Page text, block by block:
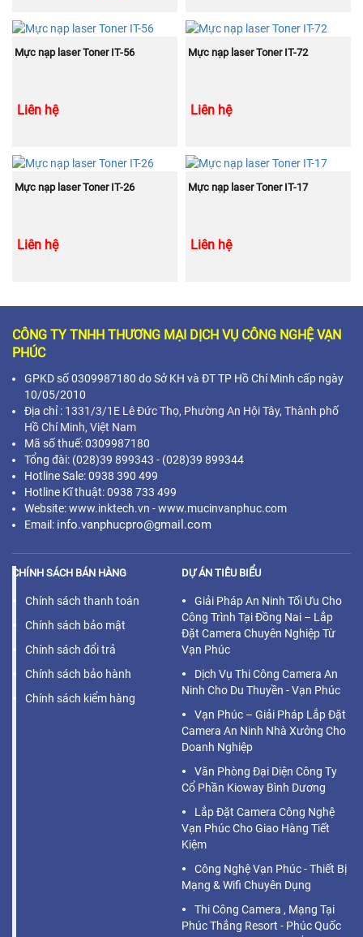
BÁN
CHẠY
MUA NGAY
Mực nạp laser Toner IT-56
Liên hệ
BÁN
CHẠY
MUA NGAY
Mực nạp laser Toner IT-72
Liên hệ
BÁN
CHẠY
MUA NGAY
Mực nạp laser Toner IT-26
Liên hệ
BÁN
CHẠY
MUA NGAY
Mực nạp laser Toner IT-17
Liên hệ
CÔNG TY TNHH THƯƠNG MẠI DỊCH VỤ CÔNG NGHỆ VẠN
PHÚC
GPKD số 0309987180 do Sở KH và ĐT TP Hồ Chí Minh cấp ngày
10/05/2010
Địa chỉ : 1331/3/1E Lê Đức Thọ, Phường An Hội Tây, Thành phố
Hồ Chí Minh, Việt Nam
Mã số thuế: 0309987180
Tổng đài: (028)39 899343 - (028)39 899344
Hotline Sale: 0938 390 499
Hotline Kĩ thuật: 0938 733 499
Website: www.inktech.vn - www.mucinvanphuc.com
Email: info.vanphucpro@gmail.com
CHÍNH SÁCH BÁN HÀNG
Chính sách thanh toán
Chính sách bảo mật
Chính sách đổi trả
Chính sách bảo hành
Chính sách kiểm hàng
DỰ ÁN TIÊU BIỂU
Giải Pháp An Ninh Tối Ưu Cho
Công Trình Tại Đồng Nai – Lắp
Đặt Camera Chuyên Nghiệp Từ
Vạn Phúc
Dịch Vụ Thi Công Camera An
Ninh Cho Du Thuyền - Vạn Phúc
Vạn Phúc – Giải Pháp Lắp Đặt
Camera An Ninh Nhà Xưởng Cho
Doanh Nghiệp
Văn Phòng Đại Diện Công Ty
Cổ Phần Kioway Bình Dương
Lắp Đặt Camera Công Nghệ
Vạn Phúc Cho Giao Hàng Tiết
Kiệm
Công Nghệ Vạn Phúc - Thiết Bị
Mạng & Wifi Chuyên Dụng
Thi Công Camera , Mạng Tại
Phúc Thắng Resort - Phúc Quốc